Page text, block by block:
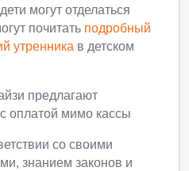
могут отделаться
почитать подробный
утренника в детском
предлагают
оплатой мимо кассы
со своими
знанием законов и